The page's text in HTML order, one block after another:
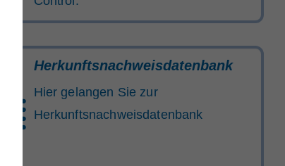
Herkunftsnachweisdatenbank
Hier gelangen Sie zur
Herkunftsnachweisdatenbank